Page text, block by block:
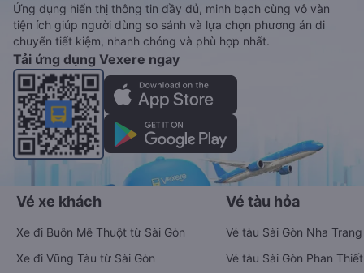
Ứng dụng hiển thị thông tin đầy đủ, minh bạch cùng vô vàn
tiện ích giúp người dùng so sánh và lựa chọn phương án di
chuyển tiết kiệm, nhanh chóng và phù hợp nhất.
Tải ứng dụng Vexere ngay
Vé xe khách
Xe đi Buôn Mê Thuột từ Sài Gòn
Xe đi Vũng Tàu từ Sài Gòn
Vé tàu hỏa
Vé tàu Sài Gòn Nha Trang
Vé tàu Sài Gòn Phan Thiết